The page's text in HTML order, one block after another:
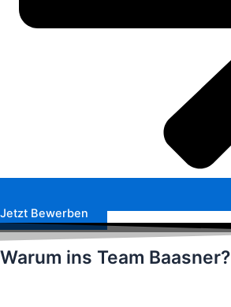
Jetzt Bewerben
Warum ins Team Baasner?